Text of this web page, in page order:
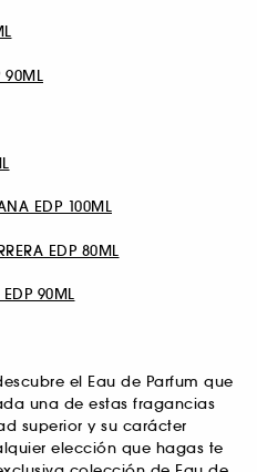
90ML
EDP 100ML
EDP 80ML
EDP 90ML
el Eau de Parfum que
una de estas fragancias
superior y su carácter
elección que hagas te